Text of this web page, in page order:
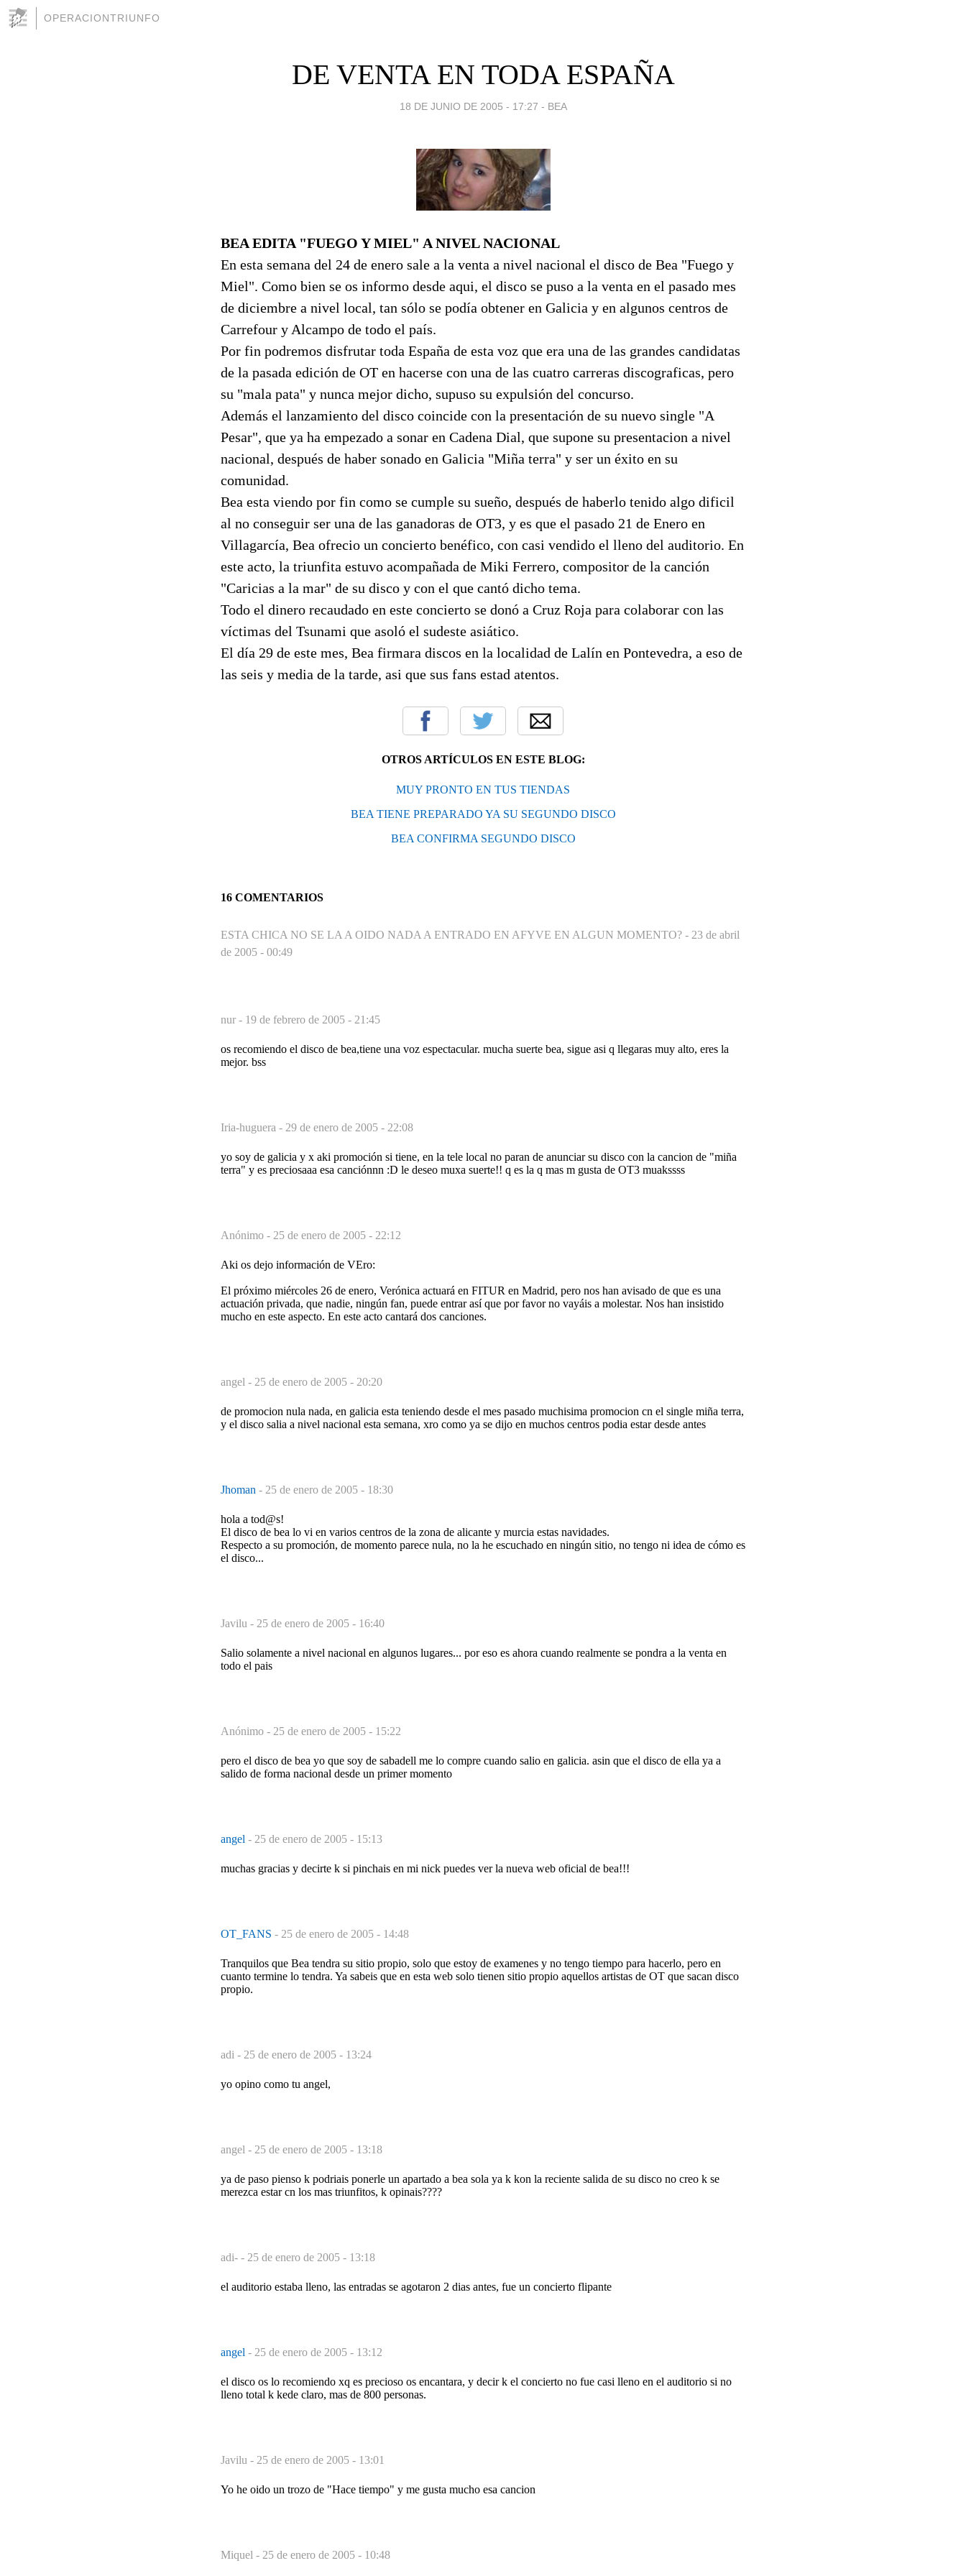
OPERACIONTRIUNFO
DE VENTA EN TODA ESPAÑA
18 DE JUNIO DE 2005 - 17:27 - BEA
BEA EDITA "FUEGO Y MIEL" A NIVEL NACIONAL
En esta semana del 24 de enero sale a la venta a nivel nacional el disco de Bea "Fuego y
Miel". Como bien se os informo desde aqui, el disco se puso a la venta en el pasado mes
de diciembre a nivel local, tan sólo se podía obtener en Galicia y en algunos centros de
Carrefour y Alcampo de todo el país.
Por fin podremos disfrutar toda España de esta voz que era una de las grandes candidatas
de la pasada edición de OT en hacerse con una de las cuatro carreras discograficas, pero
su "mala pata" y nunca mejor dicho, supuso su expulsión del concurso.
Además el lanzamiento del disco coincide con la presentación de su nuevo single "A
Pesar", que ya ha empezado a sonar en Cadena Dial, que supone su presentacion a nivel
nacional, después de haber sonado en Galicia "Miña terra" y ser un éxito en su
comunidad.
Bea esta viendo por fin como se cumple su sueño, después de haberlo tenido algo dificil
al no conseguir ser una de las ganadoras de OT3, y es que el pasado 21 de Enero en
Villagarcía, Bea ofrecio un concierto benéfico, con casi vendido el lleno del auditorio. En
este acto, la triunfita estuvo acompañada de Miki Ferrero, compositor de la canción
"Caricias a la mar" de su disco y con el que cantó dicho tema.
Todo el dinero recaudado en este concierto se donó a Cruz Roja para colaborar con las
víctimas del Tsunami que asoló el sudeste asiático.
El día 29 de este mes, Bea firmara discos en la localidad de Lalín en Pontevedra, a eso de
las seis y media de la tarde, asi que sus fans estad atentos.
OTROS ARTÍCULOS EN ESTE BLOG:
MUY PRONTO EN TUS TIENDAS
BEA TIENE PREPARADO YA SU SEGUNDO DISCO
BEA CONFIRMA SEGUNDO DISCO
16 COMENTARIOS
ESTA CHICA NO SE LA A OIDO NADA A ENTRADO EN AFYVE EN ALGUN MOMENTO? - 23 de abril
de 2005 - 00:49
nur - 19 de febrero de 2005 - 21:45
os recomiendo el disco de bea,tiene una voz espectacular. mucha suerte bea, sigue asi q llegaras muy alto, eres la
mejor. bss
Iria-huguera - 29 de enero de 2005 - 22:08
yo soy de galicia y x aki promoción si tiene, en la tele local no paran de anunciar su disco con la cancion de "miña
terra" y es preciosaaa esa canciónnn :D le deseo muxa suerte!! q es la q mas m gusta de OT3 muakssss
Anónimo - 25 de enero de 2005 - 22:12
Aki os dejo información de VEro:
El próximo miércoles 26 de enero, Verónica actuará en FITUR en Madrid, pero nos han avisado de que es una
actuación privada, que nadie, ningún fan, puede entrar así que por favor no vayáis a molestar. Nos han insistido
mucho en este aspecto. En este acto cantará dos canciones.
angel - 25 de enero de 2005 - 20:20
de promocion nula nada, en galicia esta teniendo desde el mes pasado muchisima promocion cn el single miña terra,
y el disco salia a nivel nacional esta semana, xro como ya se dijo en muchos centros podia estar desde antes
Jhoman - 25 de enero de 2005 - 18:30
hola a tod@s!
El disco de bea lo vi en varios centros de la zona de alicante y murcia estas navidades.
Respecto a su promoción, de momento parece nula, no la he escuchado en ningún sitio, no tengo ni idea de cómo es
el disco...
Javilu - 25 de enero de 2005 - 16:40
Salio solamente a nivel nacional en algunos lugares... por eso es ahora cuando realmente se pondra a la venta en
todo el pais
Anónimo - 25 de enero de 2005 - 15:22
pero el disco de bea yo que soy de sabadell me lo compre cuando salio en galicia. asin que el disco de ella ya a
salido de forma nacional desde un primer momento
angel - 25 de enero de 2005 - 15:13
muchas gracias y decirte k si pinchais en mi nick puedes ver la nueva web oficial de bea!!!
OT_FANS - 25 de enero de 2005 - 14:48
Tranquilos que Bea tendra su sitio propio, solo que estoy de examenes y no tengo tiempo para hacerlo, pero en
cuanto termine lo tendra. Ya sabeis que en esta web solo tienen sitio propio aquellos artistas de OT que sacan disco
propio.
adi - 25 de enero de 2005 - 13:24
yo opino como tu angel,
angel - 25 de enero de 2005 - 13:18
ya de paso pienso k podriais ponerle un apartado a bea sola ya k kon la reciente salida de su disco no creo k se
merezca estar cn los mas triunfitos, k opinais????
adi- - 25 de enero de 2005 - 13:18
el auditorio estaba lleno, las entradas se agotaron 2 dias antes, fue un concierto flipante
angel - 25 de enero de 2005 - 13:12
el disco os lo recomiendo xq es precioso os encantara, y decir k el concierto no fue casi lleno en el auditorio si no
lleno total k kede claro, mas de 800 personas.
Javilu - 25 de enero de 2005 - 13:01
Yo he oido un trozo de "Hace tiempo" y me gusta mucho esa cancion
Miquel - 25 de enero de 2005 - 10:48